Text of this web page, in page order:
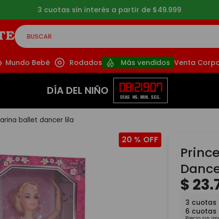
Envíos gratis a partir de $39.999 (CABA y GBA*)
BUSCAR
Mundo Bebé Rodados Más vendidos Venta
DÍA DEL NIÑO 08
DÍAS
12
HS.
19
MIN.
06
SEG.
ballet dancer lila
20 %
$23.
3 cuotas
6 cuotas